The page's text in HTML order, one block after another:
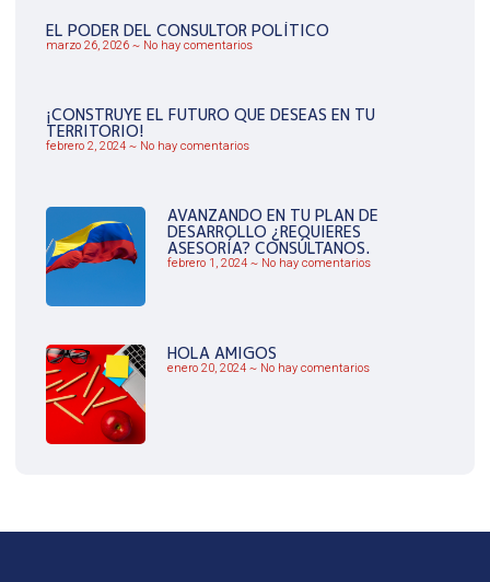
EL PODER DEL CONSULTOR POLÍTICO
marzo 26, 2026 No hay comentarios
¡CONSTRUYE EL FUTURO QUE DESEAS EN TU
TERRITORIO!
febrero 2, 2024 No hay comentarios
AVANZANDO EN TU PLAN DE
DESARROLLO ¿REQUIERES
ASESORÍA? CONSÚLTANOS.
febrero 1, 2024 No hay comentarios
HOLA AMIGOS
enero 20, 2024 No hay comentarios